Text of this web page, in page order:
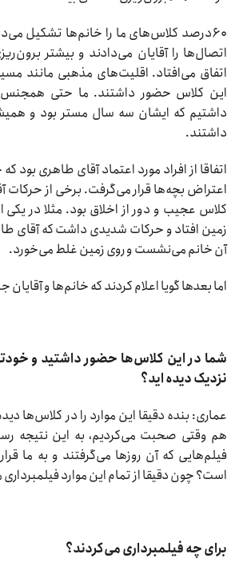
۶۰‌درصد کلاس‌های ما را خانم‌ها تشکیل
اتصال‌ها را آقایان می‌دادند و بیشتر
اتفاق می‌افتاد. اقلیت‌های مذهبی مانند
این کلاس حضور داشتند. ما حتی
داشتیم که ایشان سه سال مستر بود و
داشتند.
اتفاقا از افراد مورد اعتماد آقای طاهری
اعتراض بچه‌ها قرار می‌گرفت. برخی از حرکات
کلاس عجیب و دور از اخلاق بود. مثلا در
زمین افتاد و حرکات شدیدی داشت که آقای
آن خانم می‌نشست و روی زمین غلط می‌خورد.
اما بعدها گویا اعلام کردند که خانم‌ها و آقایان
شما در این کلاس‌ها حضور داشتید و
نزدیک دیده اید؟
عماری: بنده دقیقا این موارد را در کلاس‌ها
هم وقتی صحبت می‌کردیم، به این نتیجه
فیلم‌هایی که آن روزها می‌گرفتند و به ما
است؟ چون دقیقا از تمام این موارد
برای چه فیلمبرداری می‌کردند؟